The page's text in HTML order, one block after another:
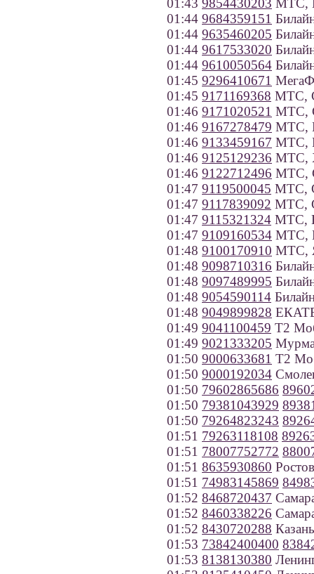
01:43 9854430203 МТС,
01:44 9684359151
01:44 9635460205
01:44 9617533020
01:44 9610050564
01:45 9296410671
01:45 9171169368 МТС,
01:46 9171020521 МТС,
01:46 9167278479 МТС,
01:46 9133459167 МТС,
01:46 9125129236 МТС,
01:46 9122712496 МТС,
01:47 9119500045 МТС,
01:47 9117839092 МТС,
01:47 9115321324 МТС,
01:47 9109160534 МТС,
01:48 9100170910 МТС,
01:48 9098710316
01:48 9097489995
01:48 9054590114
01:48 9049899828
01:49 9041100459 Т2
01:49 9021333205
01:50 9000633681 Т2
01:50 9000192034
01:50 79602865686
01:50 79381043929
01:50 79264823243
01:51 79263118108
01:51 78007752772
01:51 8635930860
01:51 74983145869
01:52 8468720437
01:52 8460338226
01:52 8430720288 Казань
01:53 73842400400
01:53 8138130380